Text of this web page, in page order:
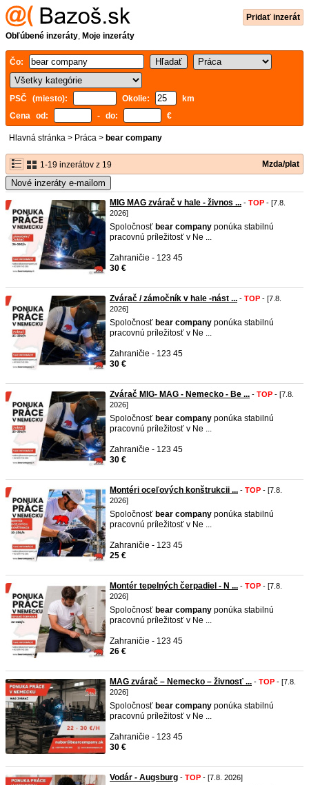
Pridať inzerát
Obľúbené inzeráty, Moje inzeráty
Čo:
PSČ (miesto): Okolie:
km
Cena od:
- do: €
Hlavná stránka > Práca > bear company
1-19 inzerátov z 19 Mzda/plat
Nové inzeráty e-mailom
MIG MAG zvárač v hale - živnos ... - TOP - [7.8.
2026]
Spoločnosť bear company ponúka stabilnú
pracovnú príležitosť v Ne ...
Zahraničie - 123 45
30 €
Zvárač / zámočník v hale -nást ... - TOP - [7.8.
2026]
Spoločnosť bear company ponúka stabilnú
pracovnú príležitosť v Ne ...
Zahraničie - 123 45
30 €
Zvárač MIG- MAG - Nemecko - Be ... - TOP - [7.8.
2026]
Spoločnosť bear company ponúka stabilnú
pracovnú príležitosť v Ne ...
Zahraničie - 123 45
30 €
Montéri oceľových konštrukcii ... - TOP - [7.8.
2026]
Spoločnosť bear company ponúka stabilnú
pracovnú príležitosť v Ne ...
Zahraničie - 123 45
25 €
Montér tepelných čerpadiel - N ... - TOP - [7.8.
2026]
Spoločnosť bear company ponúka stabilnú
pracovnú príležitosť v Ne ...
Zahraničie - 123 45
26 €
MAG zvárač – Nemecko – živnosť ... - TOP - [7.8.
2026]
Spoločnosť bear company ponúka stabilnú
pracovnú príležitosť v Ne ...
Zahraničie - 123 45
30 €
Vodár - Augsburg - TOP - [7.8. 2026]